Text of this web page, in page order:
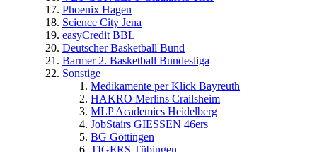
Phoenix Hagen
Science City Jena
easyCredit BBL
Deutscher Basketball Bund
Barmer 2. Basketball Bundesliga
Sonstige
Medikamente per Klick Bayreuth
HAKRO Merlins Crailsheim
MLP Academics Heidelberg
JobStairs GIESSEN 46ers
BG Göttingen
TIGERS Tübingen